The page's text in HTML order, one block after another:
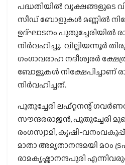
പദ്ധതിയിൽ വൃക്ഷങ്ങളുടെ
സീഡ് ബോളുകൾ മണ്ണിൽ
ഉദ്ഘാടനം പുതുച്ചേരിയിൽ
നിർവഹിച്ചു. വില്ലിയന്നൂർ
ഗംഗാവരാഹ നദീശ്വരർ
ബോളുകൾ നിക്ഷേപിച്ചാണ്
നിർവഹിച്ചത്.
പുതുച്ചേരി ലഫ്റ്റനന്റ്
സൗന്ദരരാജൻ, പുതുച്ചേരി
രംഗസ്വാമി, കൃഷി-
മാതാ അമൃതാനന്ദമയി മഠം
രാമകൃഷ്ണാനന്ദപുരി